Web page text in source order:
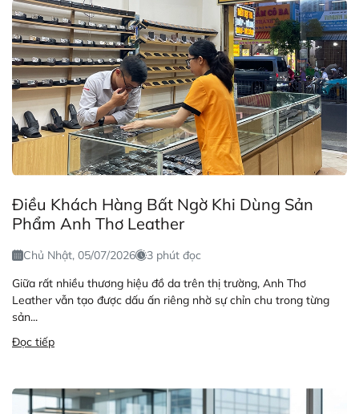
Điều Khách Hàng Bất Ngờ Khi Dùng Sản
Phẩm Anh Thơ Leather
Chủ Nhật, 05/07/2026
3 phút đọc
Giữa rất nhiều thương hiệu đồ da trên thị trường, Anh Thơ
Leather vẫn tạo được dấu ấn riêng nhờ sự chỉn chu trong từng
sản...
Đọc tiếp